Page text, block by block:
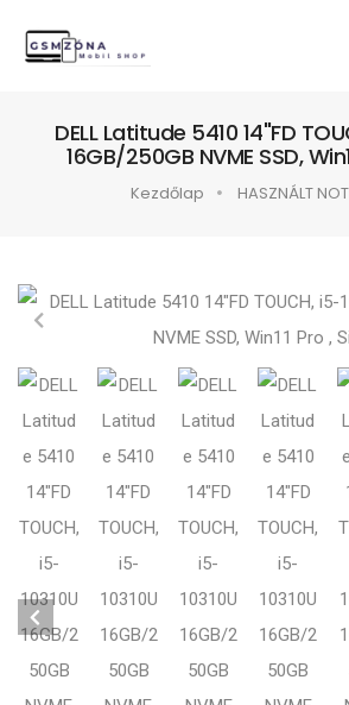
DELL Latitude 5410 14"FD
16GB/250GB NVME SSD,
Kezdőlap HASZNÁLT